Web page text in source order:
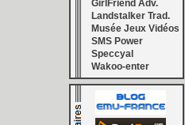
GirlFriend Adv.
Landstalker Trad.
Musée Jeux Vidéos
SMS Power
Speccyal
Wakoo-enter